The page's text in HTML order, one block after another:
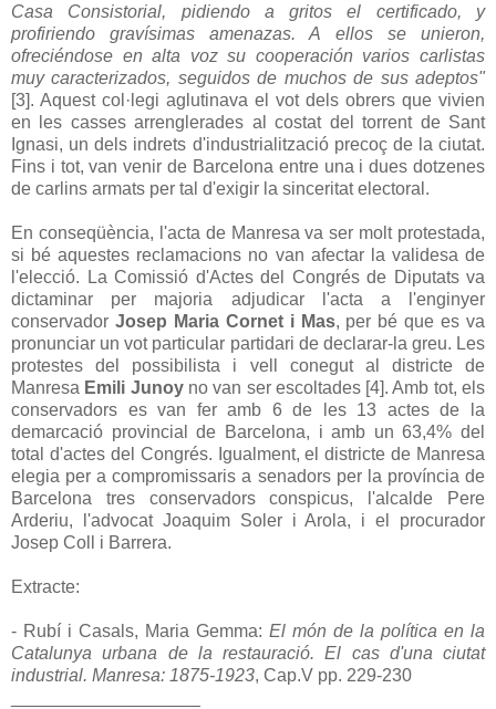
Casa Consistorial, pidiendo a gritos el certificado, y
profiriendo gravísimas amenazas. A ellos se unieron,
ofreciéndose en alta voz su cooperación varios carlistas
muy caracterizados, seguidos de muchos de sus adeptos"
[3]. Aquest col·legi aglutinava el vot dels obrers que vivien
en les casses arrenglerades al costat del torrent de Sant
Ignasi, un dels indrets d'industrialització precoç de la ciutat.
Fins i tot, van venir de Barcelona entre una i dues dotzenes
de carlins armats per tal d'exigir la sinceritat electoral.
En conseqüència, l'acta de Manresa va ser molt protestada,
si bé aquestes reclamacions no van afectar la validesa de
l'elecció. La Comissió d'Actes del Congrés de Diputats va
dictaminar per majoria adjudicar l'acta a l'enginyer
conservador Josep Maria Cornet i Mas, per bé que es va
pronunciar un vot particular partidari de declarar-la greu. Les
protestes del possibilista i vell conegut al districte de
Manresa Emili Junoyno van ser escoltades [4]. Amb tot, els
conservadors es van fer amb 6 de les 13 actes de la
demarcació provincial de Barcelona, i amb un 63,4% del
total d'actes del Congrés. Igualment, el districte de Manresa
elegia per a compromissaris a senadors per la província de
Barcelona tres conservadors conspicus, l'alcalde Pere
Arderiu, l'advocat Joaquim Soler i Arola, i el procurador
Josep Coll i Barrera.
Extracte:
- Rubí i Casals, Maria Gemma: El món de la política en la
Catalunya urbana de la restauració. El cas d'una ciutat
industrial. Manresa: 1875-1923, Cap.V pp. 229-230